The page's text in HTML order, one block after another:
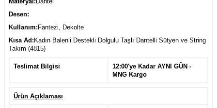
Desen:
Kullanım: Fantezi, Dekolte
Kısa Ad: Kadın Balenli Destekli Dolgulu Taşlı Dantelli Sütyen ve String
Takım (4815)
Teslimat Bilgisi
12:00'ye Kadar AYNI GÜN -
MNG Kargo
Ürün Açıklaması